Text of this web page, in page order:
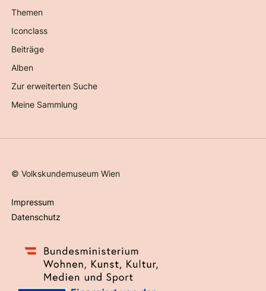
Themen
Iconclass
Beiträge
Alben
Zur erweiterten Suche
Meine Sammlung
©Volkskundemuseum Wien
Impressum
Datenschutz